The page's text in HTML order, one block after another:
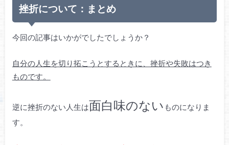
挫折について：まとめ
今回の記事はいかがでしたでしょうか？
自分の人生を切り拓こうとするときに、挫折や失敗はつき
ものです。
逆に挫折のない人生は面白味のない ものになりま
す。